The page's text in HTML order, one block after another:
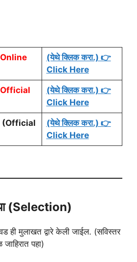
(येथे क्लिक करा.) 👉
Click Here
(येथे क्लिक करा.) 👉
Click Here
(Official
(येथे क्लिक करा.) 👉
Click Here
(Selection)
ही मुलाखत द्वारे केली जाईल. (सविस्तर
जाहिरात पहा)